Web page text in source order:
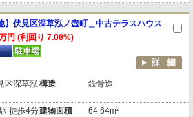
】伏見区深草泓ノ壺町＿中古テラスハウス
円 (利回り 7.08%)
区深草泓構造 鉄骨造
徒歩4分建物面積
64.64m2